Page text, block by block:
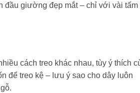
đầu giường đẹp mắt – chỉ với vài tấm
cách treo khác nhau, tùy ý thích
để treo kệ – lưu ý sao cho dây luôn